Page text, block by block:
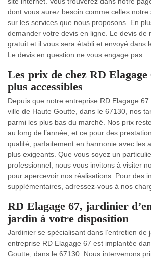
dont vous aurez besoin comme celles
sur les services que nous proposons. En
demander votre devis en ligne. Le devis de
gratuit et il vous sera établi et envoyé dans
Le devis en question ne vous engage pas.
Les prix de chez RD Elagage
plus accessibles
Depuis que notre entreprise RD Elagage
ville de Haute Goutte, dans le 67130, nos
parmi les plus bas du marché. Nos prix
au long de l’année, et ce pour des
qualité, parfaitement en harmonie avec les
plus exigeants. Que vous soyez un
professionnel, nous vous invitons à visiter
pour apercevoir nos réalisations. Pour des
supplémentaires, adressez-vous à nos
RD Elagage 67, jardinier
jardin à votre disposition
Jardinier se spécialisant dans l’entretien de
entreprise RD Elagage 67 est implantée
Goutte, dans le 67130. Nous intervenons